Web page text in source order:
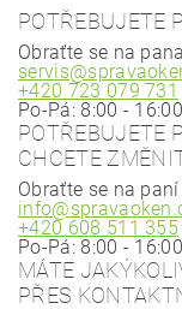
POTŘEBUJETE
Obraťte se na
+420 723 079 731
Po-Pá: 8:00 - 16:00
POTŘEBUJETE
CHCETE
Obraťte se na
+420 608 511 355
Po-Pá: 8:00 - 16:00
MÁTE
PŘES